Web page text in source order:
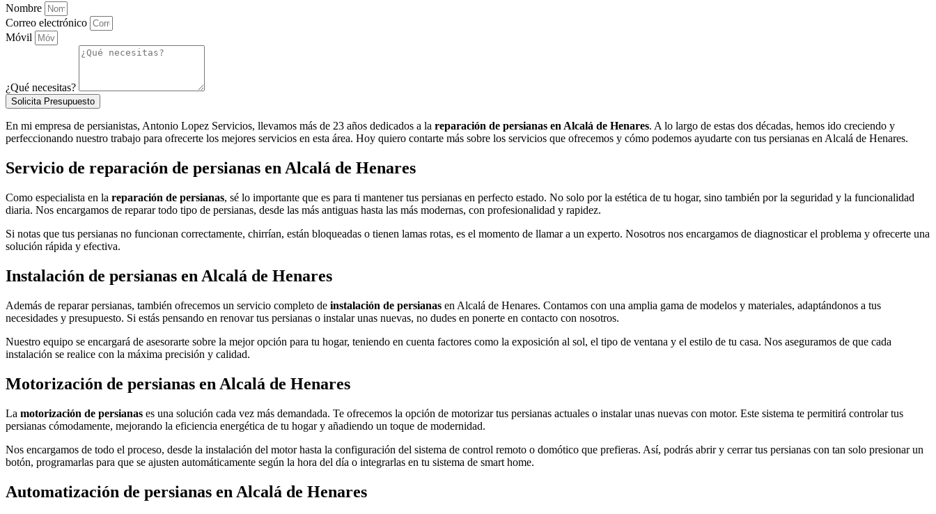
Nombre
Correo electrónico
Móvil
¿Qué necesitas?
Solicita Presupuesto
En mi empresa de persianistas, Antonio Lopez Servicios, llevamos más de 23 años dedicados a la reparación de persianas en Alcalá de Henares. A lo largo de estas dos décadas, hemos ido creciendo y
perfeccionando nuestro trabajo para ofrecerte los mejores servicios en esta área. Hoy quiero contarte más sobre los servicios que ofrecemos y cómo podemos ayudarte con tus persianas en Alcalá de Henares.
Servicio de reparación de persianas en Alcalá de Henares
Como especialista en la reparación de persianas, sé lo importante que es para ti mantener tus persianas en perfecto estado. No solo por la estética de tu hogar, sino también por la seguridad y la funcionalidad
diaria. Nos encargamos de reparar todo tipo de persianas, desde las más antiguas hasta las más modernas, con profesionalidad y rapidez.
Si notas que tus persianas no funcionan correctamente, chirrían, están bloqueadas o tienen lamas rotas, es el momento de llamar a un experto. Nosotros nos encargamos de diagnosticar el problema y ofrecerte una
solución rápida y efectiva.
Instalación de persianas en Alcalá de Henares
Además de reparar persianas, también ofrecemos un servicio completo de instalación de persianas en Alcalá de Henares. Contamos con una amplia gama de modelos y materiales, adaptándonos a tus
necesidades y presupuesto. Si estás pensando en renovar tus persianas o instalar unas nuevas, no dudes en ponerte en contacto con nosotros.
Nuestro equipo se encargará de asesorarte sobre la mejor opción para tu hogar, teniendo en cuenta factores como la exposición al sol, el tipo de ventana y el estilo de tu casa. Nos aseguramos de que cada
instalación se realice con la máxima precisión y calidad.
Motorización de persianas en Alcalá de Henares
La motorización de persianas es una solución cada vez más demandada. Te ofrecemos la opción de motorizar tus persianas actuales o instalar unas nuevas con motor. Este sistema te permitirá controlar tus
persianas cómodamente, mejorando la eficiencia energética de tu hogar y añadiendo un toque de modernidad.
Nos encargamos de todo el proceso, desde la instalación del motor hasta la configuración del sistema de control remoto o domótico que prefieras. Así, podrás abrir y cerrar tus persianas con tan solo presionar un
botón, programarlas para que se ajusten automáticamente según la hora del día o integrarlas en tu sistema de smart home.
Automatización de persianas en Alcalá de Henares